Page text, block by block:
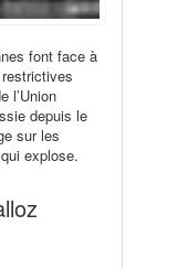
font face à
l’Union
depuis le
sur les
explose.